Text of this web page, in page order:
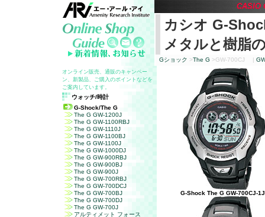
CASIO
カシオ G-
メタルと樹脂
Gショック >The G >GW-700CJ |
オンライン販売、通販のキャンペー
ン、新製品、ご購入のポイントなどを
ご案内しています。
ウォッチ/時計
G-Shock/The G
The G GW-1200J
The G GW-1100RBJ
The G GW-1110J
The G GW-1100BJ
The G GW-1100J
The G GW-1000DJ
The G GW-900RBJ
The G GW-900BJ
The G GW-900J
The G GW-700RBJ
The G GW-700DCJ
The G GW-700BJ
The G GW-700DJ
The G GW-700J
アルティメット フォース
G-Shock The G GW-700CJ-